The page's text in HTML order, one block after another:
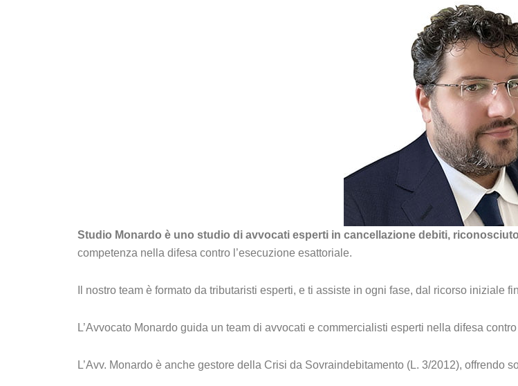
Studio Monardo è uno studio di avvocati esperti in cancellazione debiti,
competenza nella difesa contro l’esecuzione esattoriale.
Il nostro team è formato da tributaristi esperti, e ti assiste in ogni fase, dal ricorso iniziale
L’Avvocato Monardo guida un team di avvocati e commercialisti esperti nella difesa
L’Avv. Monardo è anche gestore della Crisi da Sovraindebitamento (L. 3/2012), offrendo